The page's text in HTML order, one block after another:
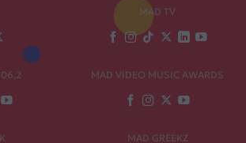
MAD TV
MAD VIDEO MUSIC AWARDS
MAD GREEKZ